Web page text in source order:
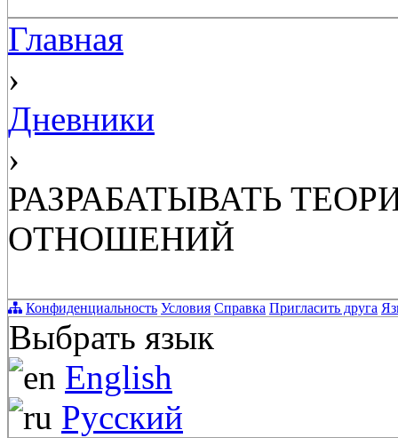
Главная
›
Дневники
›
РАЗРАБАТЫВАТЬ
ОТНОШЕНИЙ
Конфиденциальность Условия Справка Пригласить друга
Выбрать язык
English
Русский